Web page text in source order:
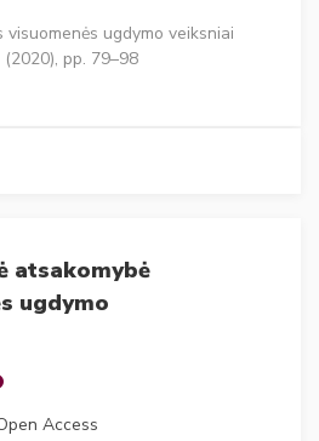
visuomenės ugdymo veiksniai
pp. 79–98
atsakomybė
ugdymo
Access